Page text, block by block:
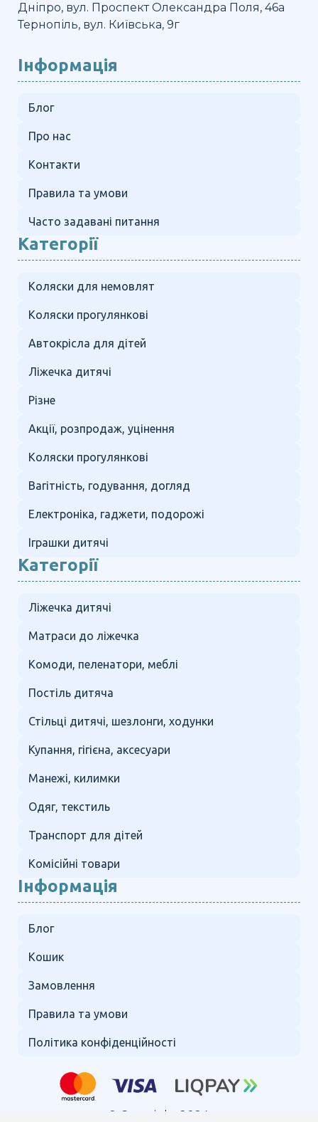
Дніпро, вул. Проспект Олександра Поля, 46а
Тернопіль, вул. Київська, 9г
Інформація
Блог
Про нас
Контакти
Правила та умови
Часто задавані питання
Категорії
Коляски для немовлят
Коляски прогулянкові
Автокрісла для дітей
Ліжечка дитячі
Різне
Акції, розпродаж, уцінення
Коляски прогулянкові
Вагітність, годування, догляд
Електроніка, гаджети, подорожі
Іграшки дитячі
Категорії
Ліжечка дитячі
Матраси до ліжечка
Комоди, пеленатори, меблі
Постіль дитяча
Стільці дитячі, шезлонги, ходунки
Купання, гігієна, аксесуари
Манежі, килимки
Одяг, текстиль
Транспорт для дітей
Комісійні товари
Інформація
Блог
Кошик
Замовлення
Правила та умови
Політика конфіденційності
© Copyright 2024.